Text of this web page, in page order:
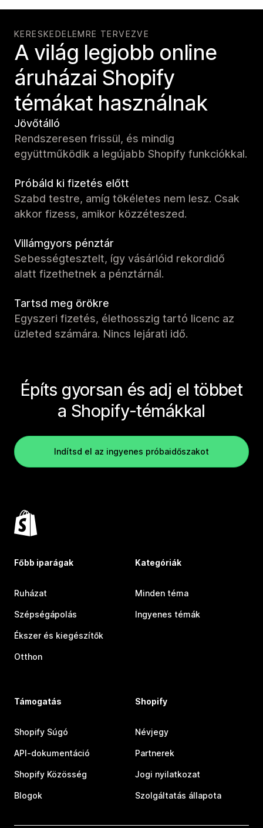
KERESKEDELEMRE TERVEZVE
A világ legjobb online
áruházai Shopify
témákat használnak
Jövőtálló
Rendszeresen frissül, és mindig
együttműködik a legújabb Shopify funkciókkal.
Próbáld ki fizetés előtt
Szabd testre, amíg tökéletes nem lesz. Csak
akkor fizess, amikor közzéteszed.
Villámgyors pénztár
Sebességtesztelt, így vásárlóid rekordidő
alatt fizethetnek a pénztárnál.
Tartsd meg örökre
Egyszeri fizetés, élethosszig tartó licenc az
üzleted számára. Nincs lejárati idő.
Építs gyorsan és adj el többet
a Shopify-témákkal
Indítsd el az ingyenes próbaidőszakot
Főbb iparágak
Ruházat
Szépségápolás
Ékszer és kiegészítők
Otthon
Kategóriák
Minden téma
Ingyenes témák
Támogatás
Shopify Súgó
API-dokumentáció
Shopify Közösség
Blogok
Shopify
Névjegy
Partnerek
Jogi nyilatkozat
Szolgáltatás állapota